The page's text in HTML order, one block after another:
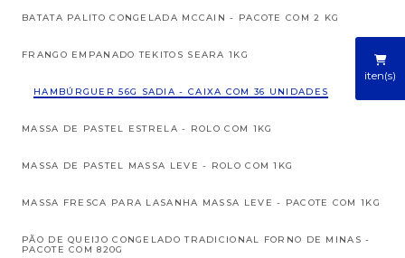
iten(s)
BATATA PALITO CONGELADA MCCAIN - PACOTE COM 2 KG
FRANGO EMPANADO TEKITOS SEARA 1KG
HAMBÚRGUER 56G SADIA - CAIXA COM 36 UNIDADES
MASSA DE PASTEL ESTRELA - ROLO COM 1KG
MASSA DE PASTEL MASSA LEVE - ROLO COM 1KG
MASSA FRESCA PARA LASANHA MASSA LEVE - PACOTE COM 1KG
PÃO DE QUEIJO CONGELADO TRADICIONAL FORNO DE MINAS -
PACOTE COM 820G